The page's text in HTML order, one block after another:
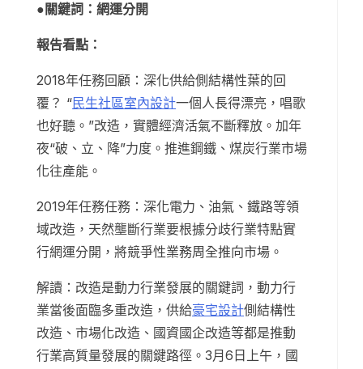
●關鍵詞：網運分開
報告看點：
2018年任務回顧：深化供給側結構性葉的回
覆？ “民生社區室內設計一個人長得漂亮，唱歌
也好聽。”改造，實體經濟活氣不斷釋放。加年
夜“破、立、降”力度。推進鋼鐵、煤炭行業市場
化往產能。
2019年任務任務：深化電力、油氣、鐵路等領
域改造，天然壟斷行業要根據分歧行業特點實
行網運分開，將競爭性業務周全推向市場。
解讀：改造是動力行業發展的關鍵詞，動力行
業當後面臨多重改造，供給豪宅設計側結構性
改造、市場化改造、國資國企改造等都是推動
行業高質量發展的關鍵路徑。3月6日上午，國